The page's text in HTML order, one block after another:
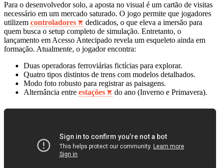
Para o desenvolvedor solo, a aposta no visual é um cartão de visitas
necessário em um mercado saturado. O jogo permite que jogadores
utilizem controladores
dedicados, o que eleva a imersão para
quem busca o setup completo de simulação. Entretanto, o
lançamento em Acesso Antecipado revela um esqueleto ainda em
formação. Atualmente, o jogador encontra:
Duas operadoras ferroviárias fictícias para explorar.
Quatro tipos distintos de trens com modelos detalhados.
Modo foto robusto para registrar as paisagens.
Alternância entre estações do ano (Inverno e Primavera).